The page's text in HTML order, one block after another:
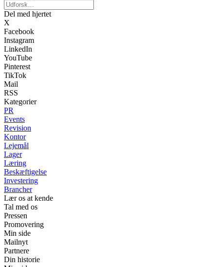
Del med hjertet
X
Facebook
Instagram
LinkedIn
YouTube
Pinterest
TikTok
Mail
RSS
Kategorier
PR
Events
Revision
Kontor
Lejemål
Lager
Læring
Beskæftigelse
Investering
Brancher
Lær os at kende
Tal med os
Pressen
Promovering
Min side
Mailnyt
Partnere
Din historie